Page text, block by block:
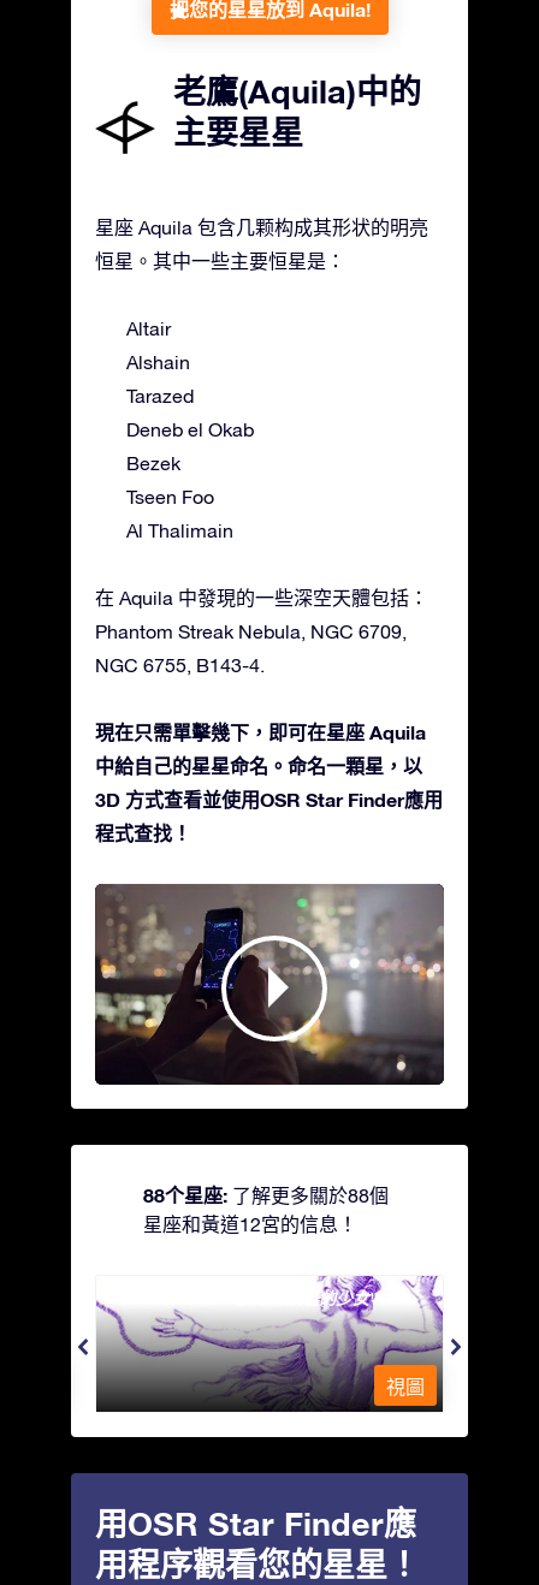
把您的星星放到 Aquila!
老鷹(Aquila)中的
主要星星
星座 Aquila 包含几颗构成其形状的明亮
恒星。其中一些主要恒星是：
Altair
Alshain
Tarazed
Deneb el Okab
Bezek
Tseen Foo
Al Thalimain
在 Aquila 中發現的一些深空天體包括：
Phantom Streak Nebula, NGC 6709,
NGC 6755, B143-4.
現在只需單擊幾下，即可在星座 Aquila
中給自己的星星命名。命名一顆星，以
3D 方式查看並使用OSR Star Finder應用
程式查找！
88个星座: 了解更多關於88個
星座和黃道12宮的信息！
Andromeda - 被鐵鍊鎖著的少女
視圖
用OSR Star Finder應
用程序觀看您的星星！